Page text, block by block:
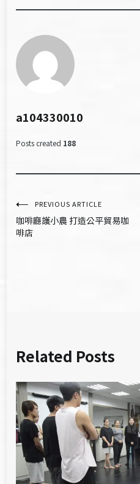
a104330010
Posts created 188
文
章
PREVIOUS ARTICLE
咖啡廳護小農 打造公平貿易咖
啡店
Related Posts